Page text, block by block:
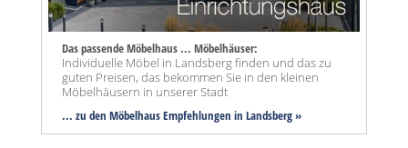
Das passende Möbelhaus ... Möbelhäuser:
Individuelle Möbel in Landsberg finden und das zu
guten Preisen, das bekommen Sie in den kleinen
Möbelhäusern in unserer Stadt
... zu den Möbelhaus Empfehlungen in Landsberg »